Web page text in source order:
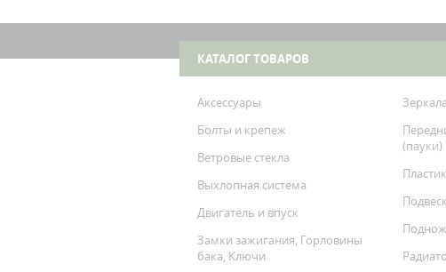
КАТАЛОГ ТОВАРОВ
Аксессуары
Болты и крепеж
Ветровые стекла
Выхлопная система
Двигатель и впуск
Замки зажигания, Горловины
бака, Ключи
(пауки)